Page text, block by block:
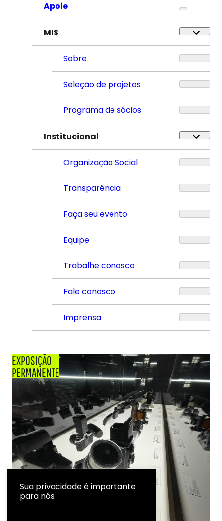
Apoie
MIS
Sobre
Seleção de projetos
Programa de sócios
Institucional
Organização Social
Transparência
Faça seu evento
Equipe
Trabalhe conosco
Fale conosco
Imprensa
EXPOSIÇÃO
PERMANENTE
Sua privacidade é importante
para nós